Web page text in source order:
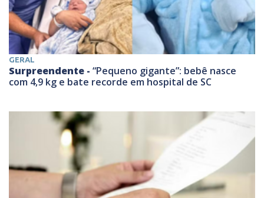
GERAL
Surpreendente - “Pequeno gigante”: bebê nasce
com 4,9 kg e bate recorde em hospital de SC